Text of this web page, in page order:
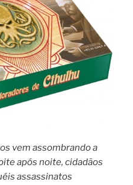
vem assombrando a
após noite, cidadãos
assassinatos